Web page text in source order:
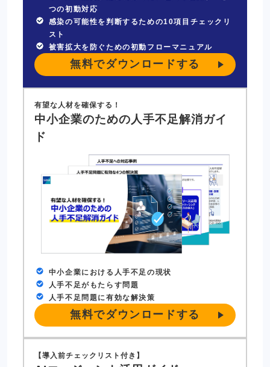
つの初動対応
感染の可能性を判断するための10項目チェックリ
スト
被害拡大を防ぐための初動フローマニュアル
無料でダウンロードする
有望な人材を確保する！
中小企業のための人手不足解消ガイ
ド
中小企業における人手不足の現状
人手不足がもたらす問題
人手不足問題に有効な解決策
無料でダウンロードする
【導入前チェックリスト付き】